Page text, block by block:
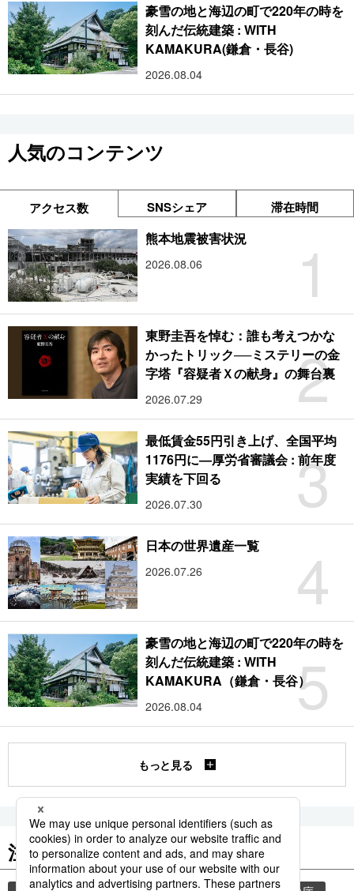
豪雪の地と海辺の町で220年の時を
刻んだ伝統建築 : WITH
KAMAKURA(鎌倉・長谷)
2026.08.04
人気のコンテンツ
アクセス数 SNSシェア 滞在時間
1
熊本地震被害状況
2026.08.06
2
東野圭吾を悼む：誰も考えつかな
かったトリック──ミステリーの金
字塔『容疑者Ｘの献身』の舞台裏
2026.07.29
3
最低賃金55円引き上げ、全国平均
1176円に―厚労省審議会 : 前年度
実績を下回る
2026.07.30
4
日本の世界遺産一覧
2026.07.26
5
豪雪の地と海辺の町で220年の時を
刻んだ伝統建築 : WITH
KAMAKURA（鎌倉・長谷）
2026.08.04
もっと見る
注目のキーワード